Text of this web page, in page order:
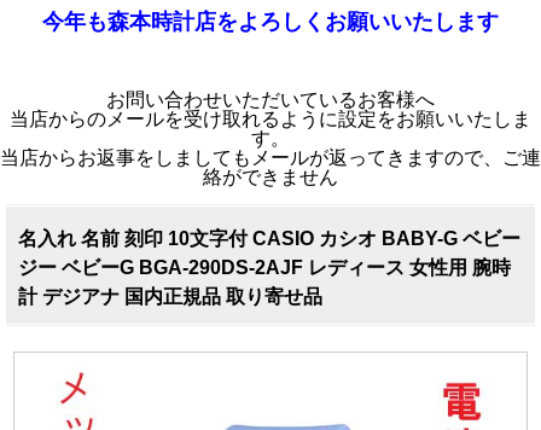
今年も森本時計店をよろしくお願いいたします
お問い合わせいただいているお客様へ
当店からのメールを受け取れるように設定をお願いいたしま
す。
当店からお返事をしましてもメールが返ってきますので、ご連
絡ができません
名入れ 名前 刻印 10文字付 CASIO カシオ BABY-G ベビー
ジー ベビーG BGA-290DS-2AJF レディース 女性用 腕時
計 デジアナ 国内正規品 取り寄せ品